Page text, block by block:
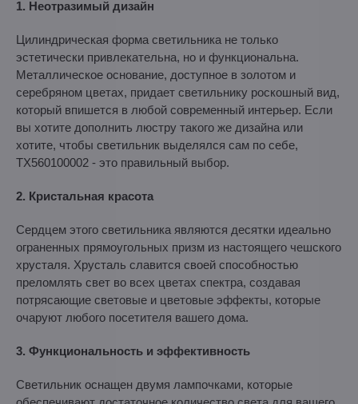
1. Неотразимый дизайн
Цилиндрическая форма светильника не только
эстетически привлекательна, но и функциональна.
Металлическое основание, доступное в золотом и
серебряном цветах, придает светильнику роскошный вид,
который впишется в любой современный интерьер. Если
вы хотите дополнить люстру такого же дизайна или
хотите, чтобы светильник выделялся сам по себе,
TX560100002 - это правильный выбор.
2. Кристальная красота
Сердцем этого светильника являются десятки идеально
ограненных прямоугольных призм из настоящего чешского
хрусталя. Хрусталь славится своей способностью
преломлять свет во всех цветах спектра, создавая
потрясающие световые и цветовые эффекты, которые
очаруют любого посетителя вашего дома.
3. Функциональность и эффективность
Светильник оснащен двумя лампочками, которые